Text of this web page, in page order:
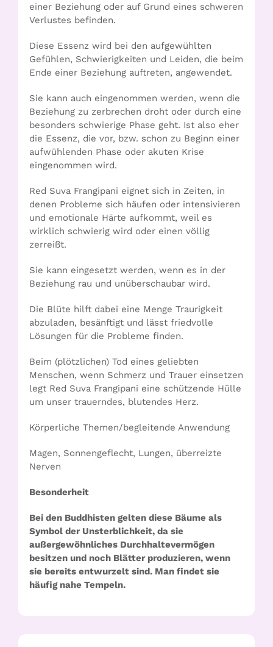
einer Beziehung oder auf Grund eines schweren
Verlustes befinden.
Diese Essenz wird bei den aufgewühlten
Gefühlen, Schwierigkeiten und Leiden, die beim
Ende einer Beziehung auftreten, angewendet.
Sie kann auch eingenommen werden, wenn die
Beziehung zu zerbrechen droht oder durch eine
besonders schwierige Phase geht. Ist also eher
die Essenz, die vor, bzw. schon zu Beginn einer
aufwühlenden Phase oder akuten Krise
eingenommen wird.
Red Suva Frangipani eignet sich in Zeiten, in
denen Probleme sich häufen oder intensivieren
und emotionale Härte aufkommt, weil es
wirklich schwierig wird oder einen völlig
zerreißt.
Sie kann eingesetzt werden, wenn es in der
Beziehung rau und unüberschaubar wird.
Die Blüte hilft dabei eine Menge Traurigkeit
abzuladen, besänftigt und lässt friedvolle
Lösungen für die Probleme finden.
Beim (plötzlichen) Tod eines geliebten
Menschen, wenn Schmerz und Trauer einsetzen
legt Red Suva Frangipani eine schützende Hülle
um unser trauerndes, blutendes Herz.
Körperliche Themen/begleitende Anwendung
Magen, Sonnengeflecht, Lungen, überreizte
Nerven
Besonderheit
Bei den Buddhisten gelten diese Bäume als
Symbol der Unsterblichkeit, da sie
außergewöhnliches Durchhaltevermögen
besitzen und noch Blätter produzieren, wenn
sie bereits entwurzelt sind. Man findet sie
häufig nahe Tempeln.